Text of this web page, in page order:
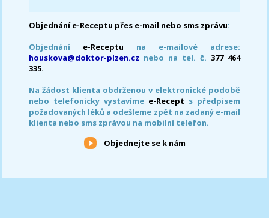
Objednání e-Receptu přes e-mail nebo sms zprávu:
Objednání e-Receptu na e-mailové adrese:
houskova@doktor-plzen.cz nebo na tel. č. 377 464
335.
Na žádost klienta obdrženou v elektronické podobě
nebo telefonicky vystavíme e-Recept s předpisem
požadovaných léků a odešleme zpět na zadaný e-mail
klienta nebo sms zprávou na mobilní telefon.
Objednejte se k nám